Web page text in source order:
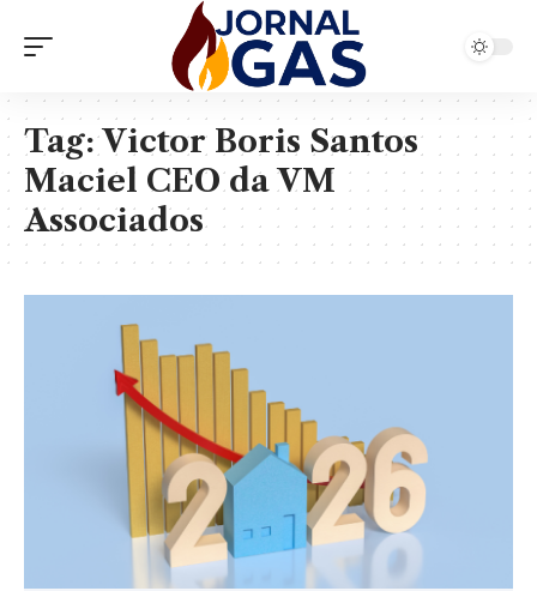
Tag:Victor Boris Santos
Maciel CEO da VM
Associados